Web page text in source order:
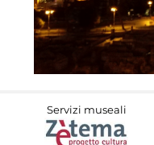
Servizi museali